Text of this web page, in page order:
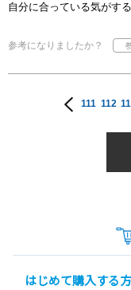
自分に合っている気がす
参考になりましたか？
111 112
はじめて購入する